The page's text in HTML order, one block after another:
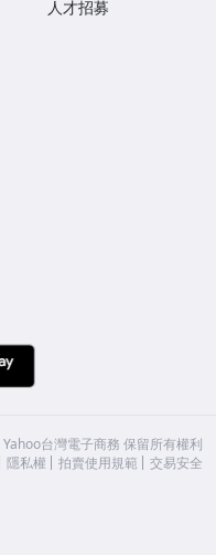
人才招募
Yahoo台灣電子商務 保留所有權利
隱私權 拍賣使用規範 交易安全